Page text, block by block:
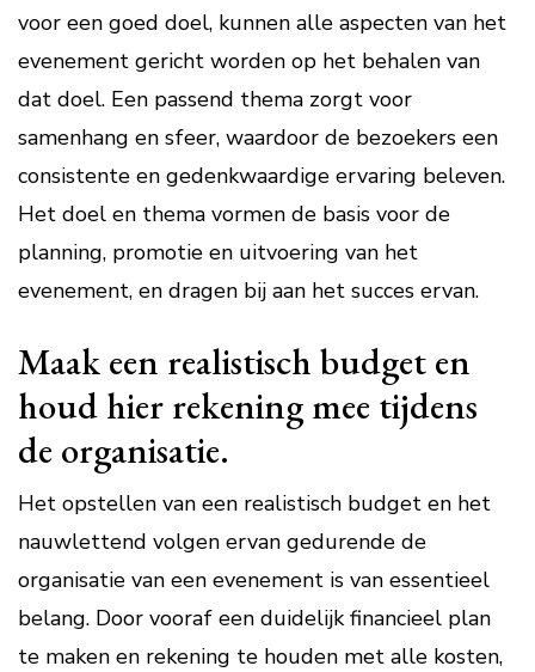
voor een goed doel, kunnen alle aspecten van het
evenement gericht worden op het behalen van
dat doel. Een passend thema zorgt voor
samenhang en sfeer, waardoor de bezoekers een
consistente en gedenkwaardige ervaring beleven.
Het doel en thema vormen de basis voor de
planning, promotie en uitvoering van het
evenement, en dragen bij aan het succes ervan.
Maak een realistisch budget en
houd hier rekening mee tijdens
de organisatie.
Het opstellen van een realistisch budget en het
nauwlettend volgen ervan gedurende de
organisatie van een evenement is van essentieel
belang. Door vooraf een duidelijk financieel plan
te maken en rekening te houden met alle kosten,